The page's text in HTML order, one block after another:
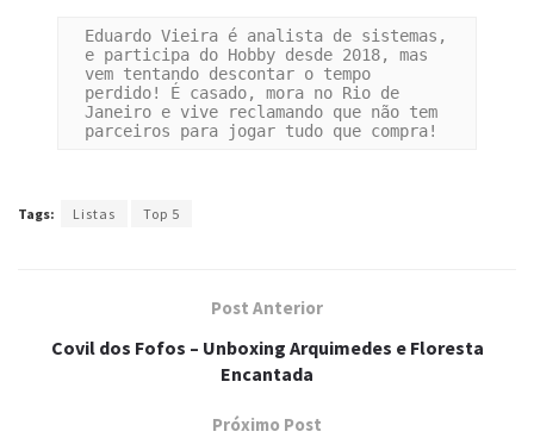
Eduardo Vieira é analista de sistemas,
e participa do Hobby desde 2018, mas
vem tentando descontar o tempo
perdido! É casado, mora no Rio de
Janeiro e vive reclamando que não tem
parceiros para jogar tudo que compra!
Tags: Listas Top 5
Post Anterior
Covil dos Fofos – Unboxing Arquimedes e Floresta
Encantada
Próximo Post